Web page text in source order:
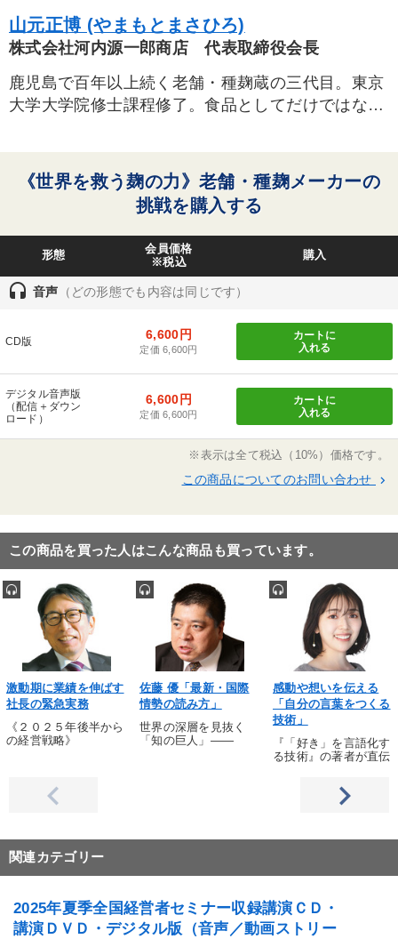
山元正博 (やまもとまさひろ)
株式会社河内源一郎商店 代表取締役会長
鹿児島で百年以上続く老舗・種麹蔵の三代目。東京
大学大学院修士課程修了。食品としてだけではな
で環境大臣賞を受賞。2024年、試作のプレミアム焼
酎が国際大会でプラチナ賞を獲得。
《世界を救う麹の力》老舗・種麹メーカーの
挑戦を購入する
形態
会員価格
※税込
購入
headset 音声 （どの形態でも内容は同じです）
CD版 6,600円
定価 6,600円
カートに
入れる
デジタル音声版
（配信＋ダウン
ロード）
6,600円
定価 6,600円
カートに
入れる
※表示は全て税込（10%）価格です。
この商品についてのお問い合わせ keyboard_arrow_right
この商品を買った人はこんな商品も買っています。
激動期に業績を伸ばす
社長の緊急実務
《２０２５年後半から
の経営戦略》
佐藤 優「最新・国際
情勢の読み方」
世界の深層を見抜く
「知の巨人」――
感動や想いを伝える
「自分の言葉をつくる
技術」
『「好き」を言語化す
る技術』の著者が直伝
関連カテゴリー
2025年夏季全国経営者セミナー収録講演ＣＤ・
講演ＤＶＤ・デジタル版（音声／動画ストリー